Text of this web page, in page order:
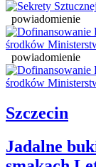
powiadomienie
powiadomienie
Szczecin
Jadalne